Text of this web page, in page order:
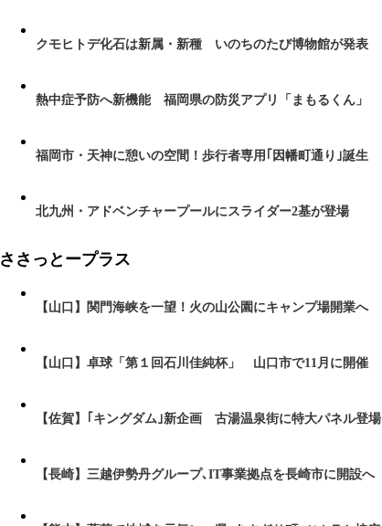
クモヒトデ化石は新属・新種 いのちのたび博物館が発表
熱中症予防へ新機能 福岡県の防災アプリ「まもるくん」
福岡市・天神に憩いの空間！歩行者専用｢因幡町通り｣誕生
北九州・アドベンチャープールにスライダー2基が登場
ささっとープラス
【山口】関門海峡を一望！火の山公園にキャンプ場開業へ
【山口】卓球「第１回石川佳純杯」 山口市で11月に開催
【佐賀】｢キングダム｣新企画 古湯温泉街に特大パネル登場
【長崎】三越伊勢丹グループ､IT事業拠点を長崎市に開設へ